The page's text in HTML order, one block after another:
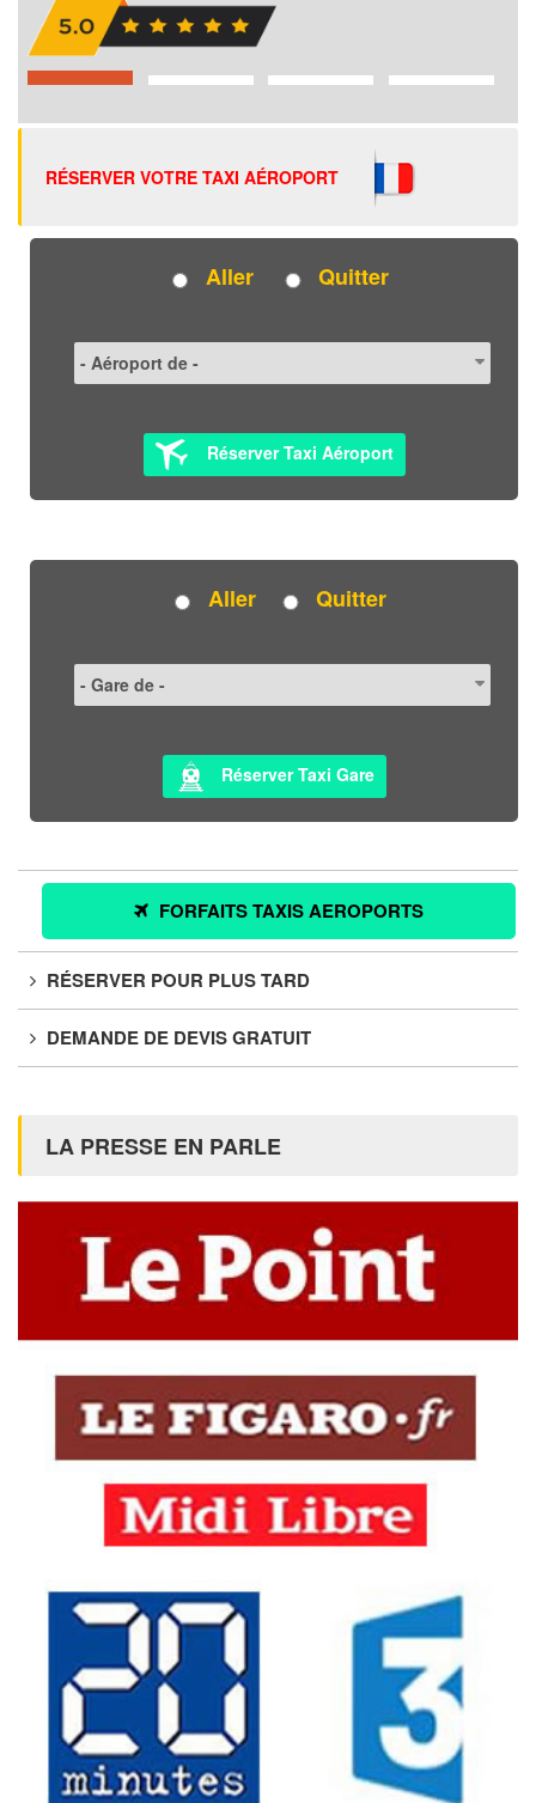
RÉSERVER VOTRE TAXI AÉROPORT
Aller Quitter
Réserver Taxi Aéroport
Aller Quitter
Réserver Taxi Gare
FORFAITS TAXIS AEROPORTS
RÉSERVER POUR PLUS TARD
DEMANDE DE DEVIS GRATUIT
LA PRESSE EN PARLE